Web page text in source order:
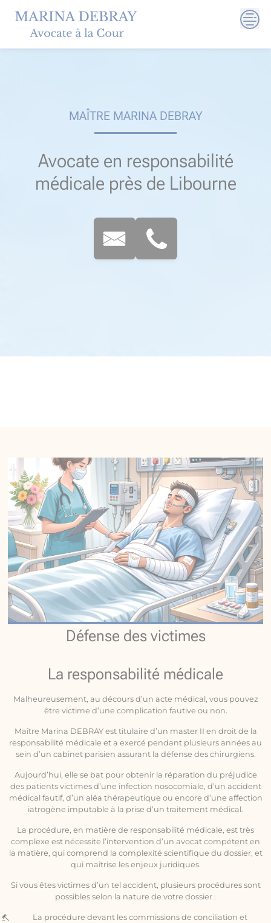
content
MAÎTRE MARINA DEBRAY
Avocate en responsabilité
médicale près de Libourne​
Défense des victimes
La responsabilité médicale
Malheureusement, au décours d’un acte médical, vous pouvez
être victime d’une complication fautive ou non.
Maître Marina DEBRAY est titulaire d’un master II en droit de la
responsabilité médicale et a exercé pendant plusieurs années au
sein d’un cabinet parisien assurant la défense des chirurgiens.
Aujourd’hui, elle se bat pour obtenir la réparation du préjudice
des patients victimes d’une infection nosocomiale, d’un accident
médical fautif, d’un aléa thérapeutique ou encore d’une affection
iatrogène imputable à la prise d’un traitement médical.
La procédure, en matière de responsabilité médicale, est très
complexe est nécessite l’intervention d’un avocat compétent en
la matière, qui comprend la complexité scientifique du dossier, et
qui maîtrise les enjeux juridiques.
Si vous êtes victimes d’un tel accident, plusieurs procédures sont
possibles selon la nature de votre dossier :
La procédure devant les commissions de conciliation et